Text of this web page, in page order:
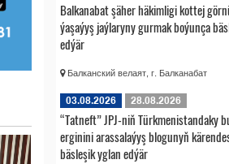
Balkanabat şäher häkimligi kottej
ýaşaýyş jaýlaryny gurmak boýunça
edýär
Балканский велаят, г. Балканабат
03.08.2026 28.08.2026
“Tatneft” JPJ-niň Türkmenistandaky
erginini arassalaýyş blogunyň
bäsleşik yglan edýär